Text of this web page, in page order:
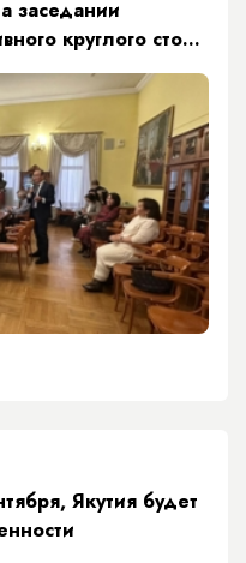
заседании
круглого стола
Якутия будет